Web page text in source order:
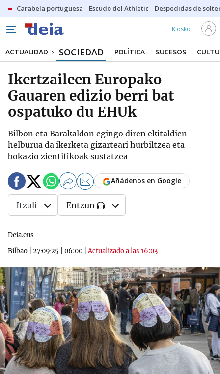
Carabela portuguesa Escudo del Athletic Despedidas de
Kiosko
ACTUALIDAD SOCIEDAD POLÍTICA SUCESOS
Ikertzaileen Europako
Gauaren edizio berri bat
ospatuko du EHUk
Bilbon eta Barakaldon egingo diren ekitaldien
helburua da ikerketa gizarteari hurbiltzea eta
bokazio zientifikoak sustatzea
Deia.eus
Bilbao
27·09·25 06:00 |Actualizado a las 16:03
Añádenos en Google
Itzuli Entzun